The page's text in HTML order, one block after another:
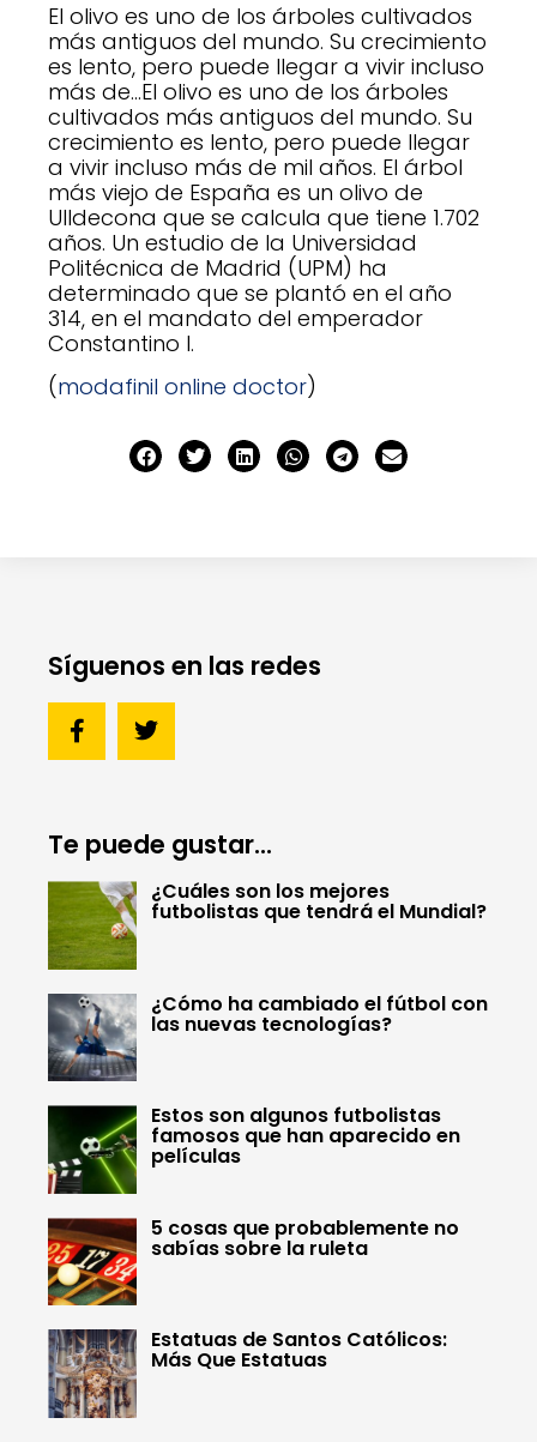
El olivo es uno de los árboles cultivados
más antiguos del mundo. Su crecimiento
es lento, pero puede llegar a vivir incluso
más de…El olivo es uno de los árboles
cultivados más antiguos del mundo. Su
crecimiento es lento, pero puede llegar
a vivir incluso más de mil años. El árbol
más viejo de España es un olivo de
Ulldecona que se calcula que tiene 1.702
años. Un estudio de la Universidad
Politécnica de Madrid (UPM) ha
determinado que se plantó en el año
314, en el mandato del emperador
Constantino I.
(modafinil online doctor)
Síguenos en las redes
Te puede gustar...
¿Cuáles son los mejores
futbolistas que tendrá el Mundial?
¿Cómo ha cambiado el fútbol con
las nuevas tecnologías?
Estos son algunos futbolistas
famosos que han aparecido en
películas
5 cosas que probablemente no
sabías sobre la ruleta
Estatuas de Santos Católicos:
Más Que Estatuas